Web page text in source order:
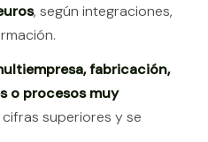
, según integraciones,
fabricación,
o procesos muy
superiores y se